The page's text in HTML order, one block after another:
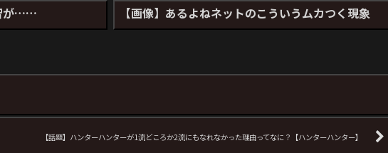
が…… 【画像】あるよねネットのこういうムカつく現象
【話題】ハンターハンターが1流どころか2流にもなれなかった理由ってなに？【ハンターハンター】